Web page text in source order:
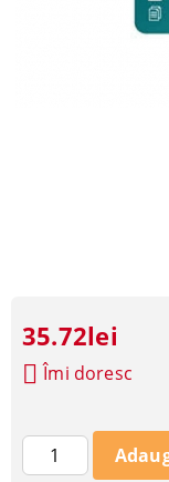
35.72lei
Îmi doresc